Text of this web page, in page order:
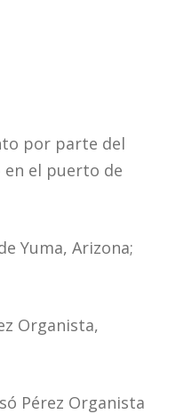
por parte del
en el puerto de
Yuma, Arizona;
Organista,
Pérez Organista